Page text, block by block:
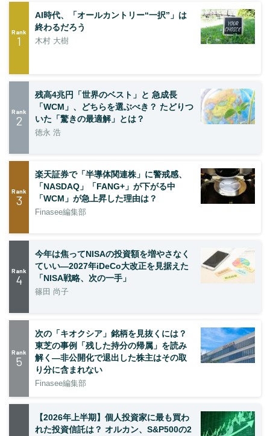
Rank
1
AI時代、「オールカントリー“一択”」は
終わるだろう
木村 大樹
Rank
2
残高4兆円「世界のベスト」と 急成長
「WCM」、どちらを選ぶべき？ たどりつ
いた「驚きの最適解」とは？
徳永 浩
Rank
3
楽天証券で「半導体関連株」に警戒感、
「NASDAQ」「FANG+」が下がる中
「WCM」が急上昇した理由は？
Finasee編集部
Rank
4
今年は焦ってNISAの投資額を増やさなく
ていい―2027年iDeCo大改正を見据えた
「NISA戦略、次の一手」
篠田 尚子
Rank
5
次の「キオクシア」銘柄を見抜くには？
東芝の事例「残した持分の帰属」を読み
解く—非公開化で退出した株主はその取
り分に含まれない
Finasee編集部
【2026年上半期】個人投資家に最も買わ
れた投資信託は？ オルカン、S&P500の2